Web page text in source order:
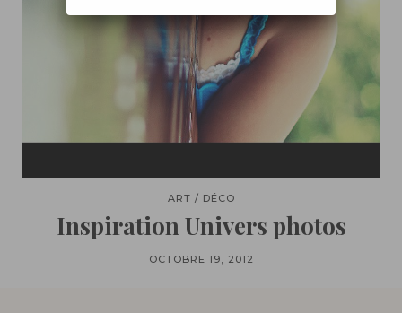
ART / DÉCO
Inspiration Univers photos
OCTOBRE 19, 2012